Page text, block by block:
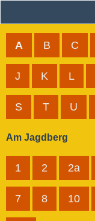
A B C
J K L
S T U
Am Jagdberg
1 2 2a
7 8 10